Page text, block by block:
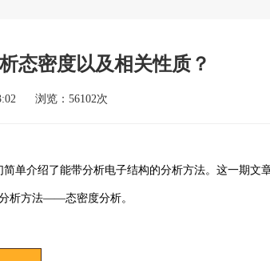
态密度以及相关性质？
浏览：56102次
简单介绍了能带分析电子结构的分析方法。这一期文
分析方法——态密度分析。